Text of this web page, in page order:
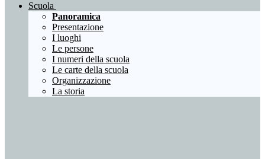
Scuola
Panoramica
Presentazione
I luoghi
Le persone
I numeri della scuola
Le carte della scuola
Organizzazione
La storia